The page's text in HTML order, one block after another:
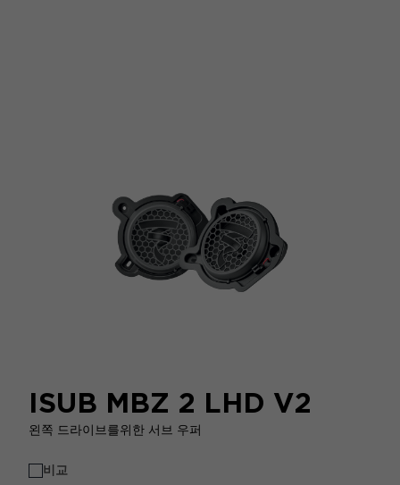
ISUB MBZ 2 LHD V2
왼쪽 드라이브를위한 서브 우퍼
비교